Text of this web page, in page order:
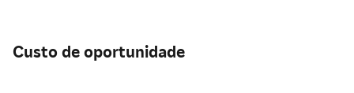
Custo de oportunidade